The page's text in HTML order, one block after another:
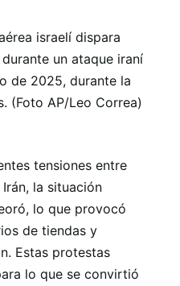
israelí dispara
un ataque iraní
de 2025, durante la
(Foto AP/Leo Correa)
tensiones entre
la situación
lo que provocó
de tiendas y
Estas protestas
lo que se convirtió